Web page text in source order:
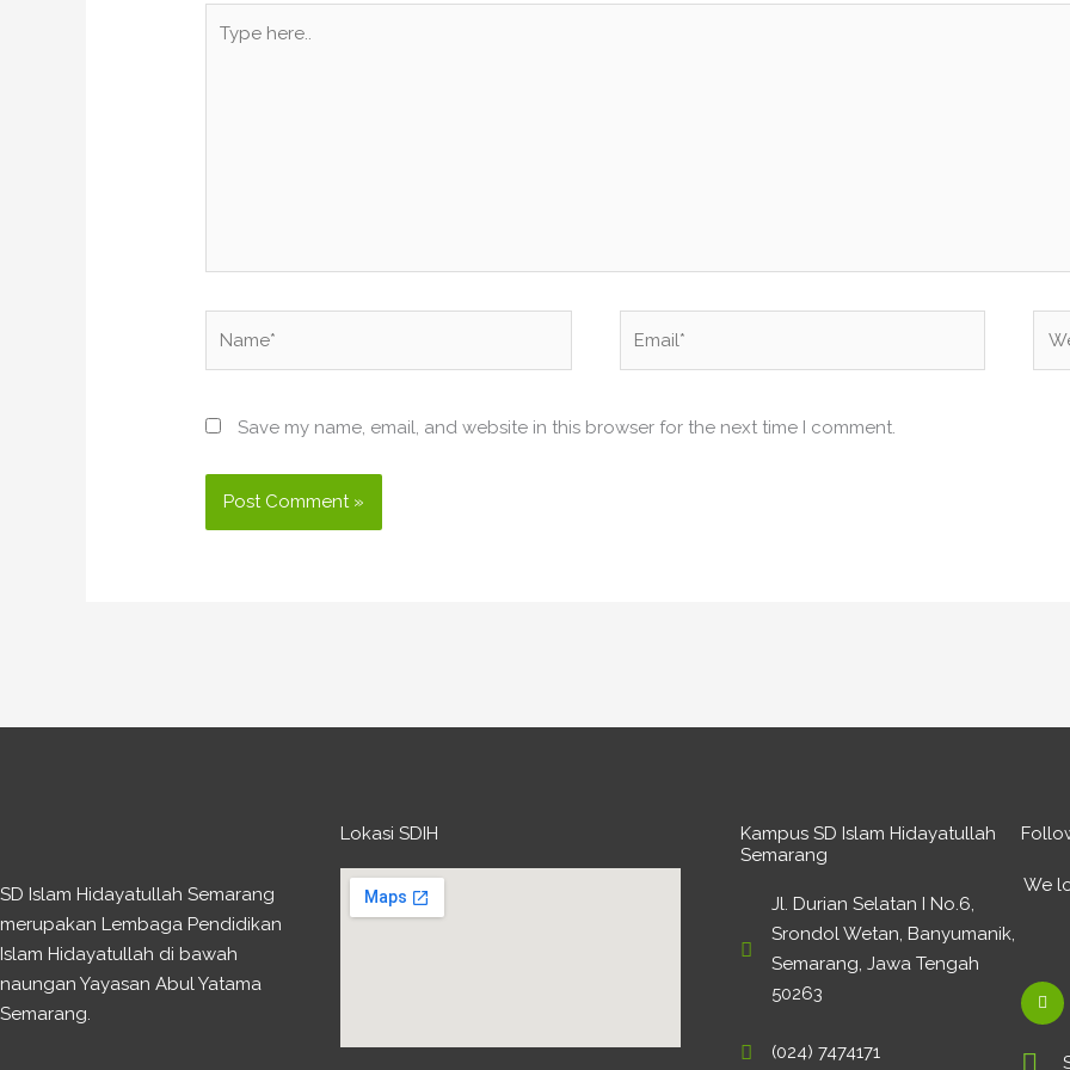
here..
Save my name, email, and website in this browser for the next time I comment.
SD Islam Hidayatullah Semarang
merupakan Lembaga Pendidikan
Islam Hidayatullah di bawah
naungan Yayasan Abul Yatama
Semarang.
Lokasi SDIH
Kampus SD Islam Hidayatullah
Semarang
Jl. Durian Selatan I No.6,
Srondol Wetan, Banyumanik,
Semarang, Jawa Tengah
50263
(024) 7474171
We
F